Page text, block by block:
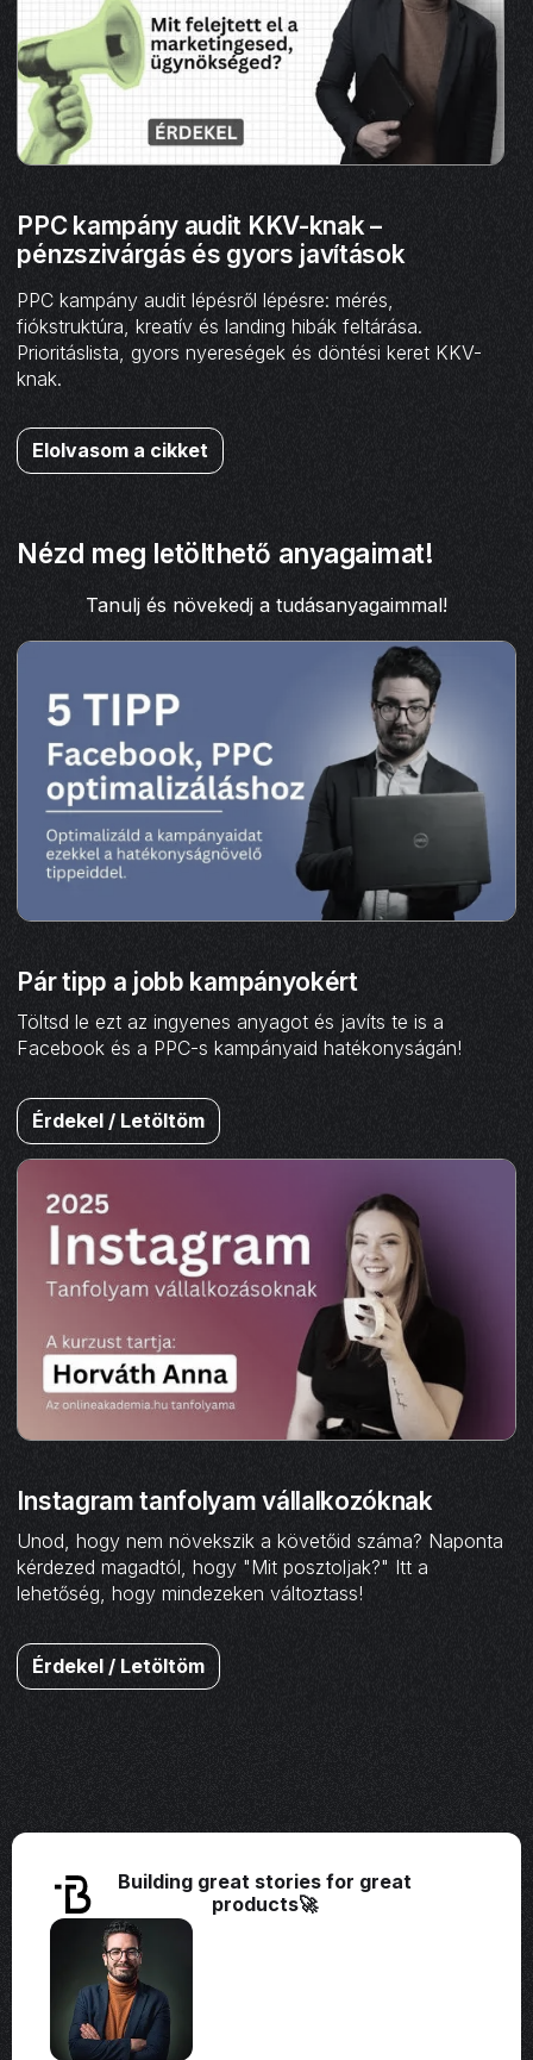
PPC kampány audit KKV-knak –
pénzszivárgás és gyors javítások
PPC kampány audit lépésről lépésre: mérés,
fiókstruktúra, kreatív és landing hibák feltárása.
Prioritáslista, gyors nyereségek és döntési keret KKV-
knak.
Elolvasom a cikket
Nézd meg letölthető anyagaimat!
Tanulj és növekedj a tudásanyagaimmal!
Pár tipp a jobb kampányokért
Töltsd le ezt az ingyenes anyagot és javíts te is a
Facebook és a PPC-s kampányaid hatékonyságán!
Érdekel / Letöltöm
Instagram tanfolyam vállalkozóknak
Unod, hogy nem növekszik a követőid száma? Naponta
kérdezed magadtól, hogy "Mit posztoljak?" Itt a
lehetőség, hogy mindezeken változtass!
Érdekel / Letöltöm
Building great stories for great
products🚀